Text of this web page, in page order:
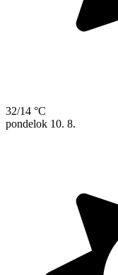
32/14 °C
pondelok 10. 8.